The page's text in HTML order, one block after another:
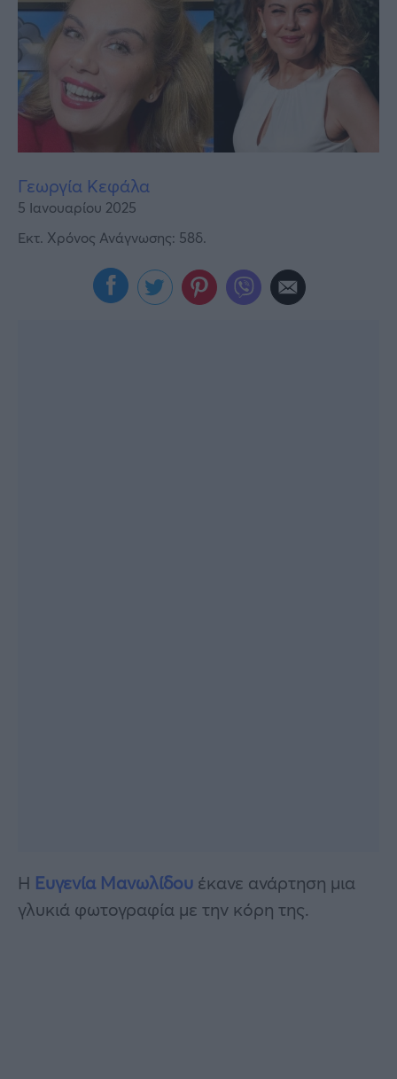
Γεωργία Κεφάλα
5 Ιανουαρίου 2025
Εκτ. Χρόνος Ανάγνωσης: 58δ.
Η Ευγενία Μανωλίδου έκανε ανάρτηση μια
γλυκιά φωτογραφία με την κόρη της.